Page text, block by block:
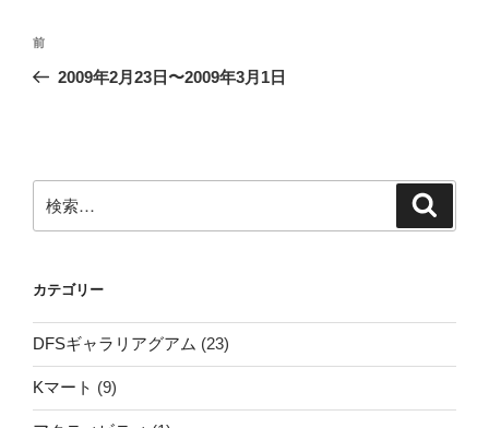
投
ー
シ
前
の
前
2009年2月23日〜2009年3月1日
索:
カテゴリー
DFSギャラリアグアム (23)
Kマート (9)